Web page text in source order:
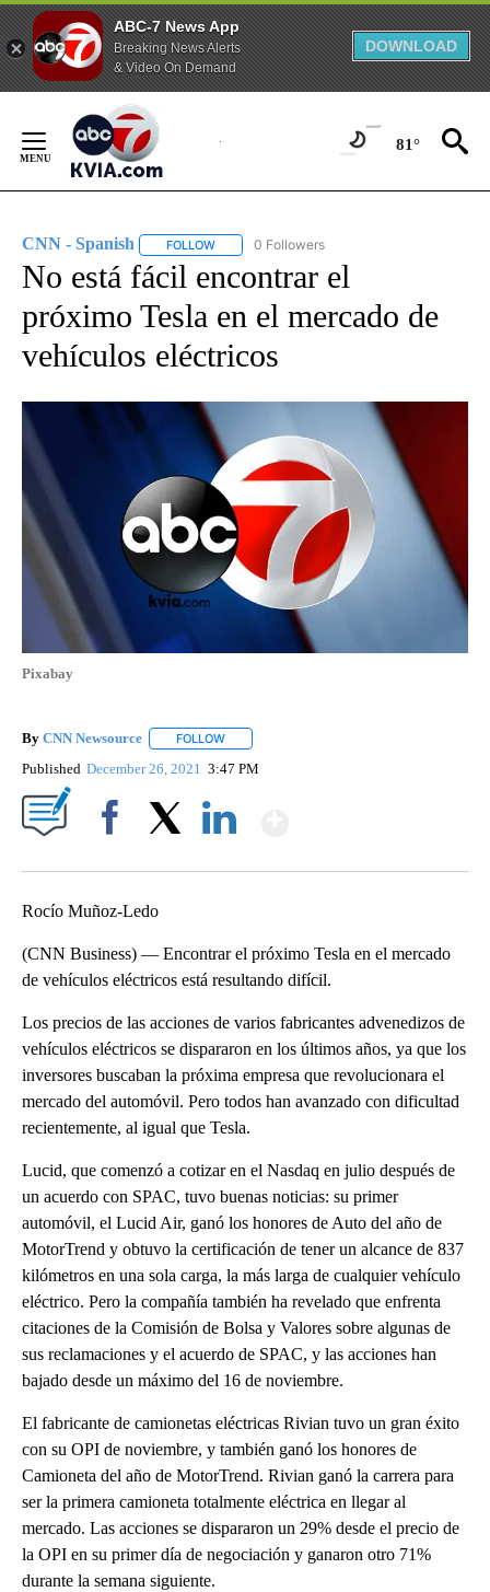
ABC-7 News App
Breaking News Alerts
& Video On Demand
DOWNLOAD
Content
81°
CNN - Spanish FOLLOW FOLLOW "CNN - SPANISH" TO RECEIVE
0 Followers
No está fácil encontrar el
próximo Tesla en el mercado de
vehículos eléctricos
Pixabay
By CNN Newsource FOLLOW
Published December 26, 2021 3:47 PM
Rocío Muñoz-Ledo
(CNN Business) — Encontrar el próximo Tesla en el mercado
de vehículos eléctricos está resultando difícil.
Los precios de las acciones de varios fabricantes advenedizos de
vehículos eléctricos se dispararon en los últimos años, ya que los
inversores buscaban la próxima empresa que revolucionara el
mercado del automóvil. Pero todos han avanzado con dificultad
recientemente, al igual que Tesla.
Lucid, que comenzó a cotizar en el Nasdaq en julio después de
un acuerdo con SPAC, tuvo buenas noticias: su primer
automóvil, el Lucid Air, ganó los honores de Auto del año de
MotorTrend y obtuvo la certificación de tener un alcance de 837
kilómetros en una sola carga, la más larga de cualquier vehículo
eléctrico. Pero la compañía también ha revelado que enfrenta
citaciones de la Comisión de Bolsa y Valores sobre algunas de
sus reclamaciones y el acuerdo de SPAC, y las acciones han
bajado desde un máximo del 16 de noviembre.
El fabricante de camionetas eléctricas Rivian tuvo un gran éxito
con su OPI de noviembre, y también ganó los honores de
Camioneta del año de MotorTrend. Rivian ganó la carrera para
ser la primera camioneta totalmente eléctrica en llegar al
mercado. Las acciones se dispararon un 29% desde el precio de
la OPI en su primer día de negociación y ganaron otro 71%
durante la semana siguiente.